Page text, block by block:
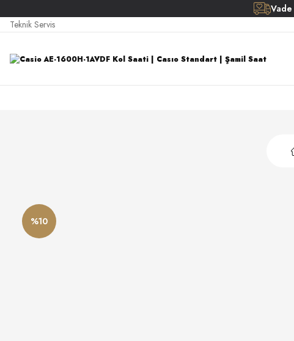
Vade
Teknik Servis
%10